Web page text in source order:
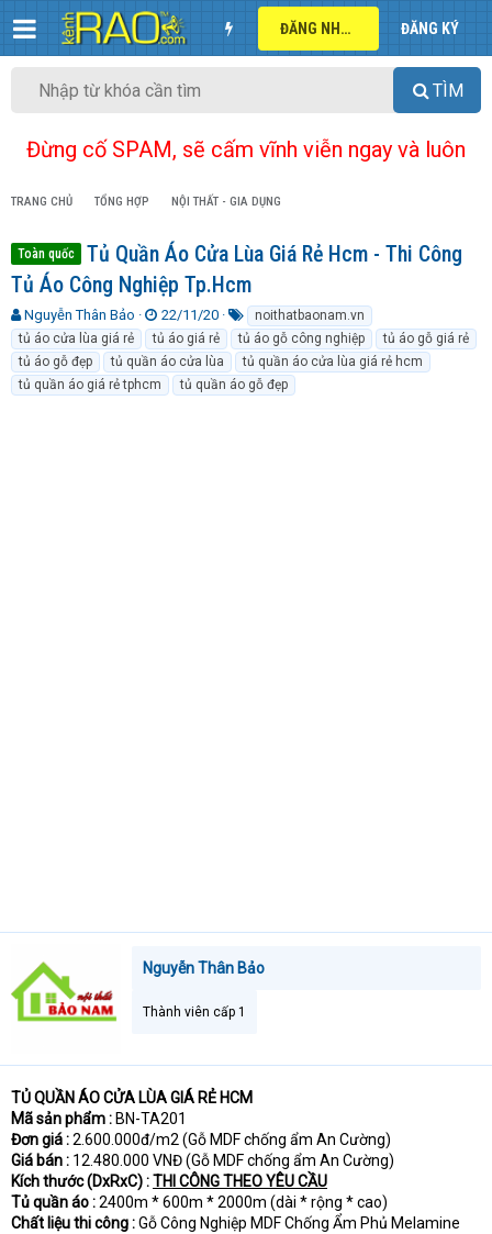
ĐĂNG NHẬP ĐĂNG KÝ
TÌM
Đừng cố SPAM, sẽ cấm vĩnh viễn ngay và luôn
TRANG CHỦ TỔNG HỢP NỘI THẤT - GIA DỤNG
Toàn quốc
Tủ Quần Áo Cửa Lùa Giá Rẻ Hcm - Thi Công
Tủ Áo Công Nghiệp Tp.Hcm
T
h
r
e
a
Nguyễn Thân Bảo
N
g
à
y
g
22/11/20
ừ
k
h
ó
noithatbaonam.vn
tủ áo cửa lùa giá rẻ
tủ áo giá rẻ tủ áo gỗ công nghiệp
tủ áo gỗ giá rẻ
tủ áo gỗ đẹp
tủ quần áo cửa lùa
tủ quần áo cửa lùa giá rẻ hcm
tủ quần áo giá rẻ tphcm
tủ quần áo gỗ đẹp
Nguyễn Thân Bảo
Thành viên cấp 1
TỦ QUẦN ÁO CỬA LÙA GIÁ RẺ HCM
Mã sản phẩm : BN-TA201
Đơn giá :2.600.000đ/m2 (Gỗ MDF chống ẩm An Cường)
Giá bán : 12.480.000 VNĐ (Gỗ MDF chống ẩm An Cường)
Kích thước (DxRxC) :THI CÔNG THEO YÊU CẦU
Tủ quần áo :2400m * 600m * 2000m (dài * rộng * cao)
Chất liệu thi công :Gỗ Công Nghiệp MDF Chống Ẩm Phủ Melamine